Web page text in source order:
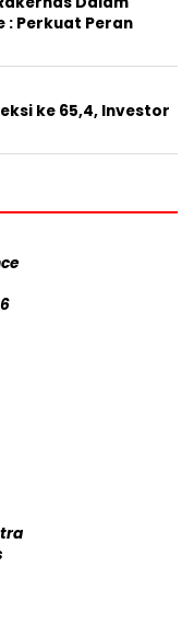
: Perkuat Peran
ke 65,4, Investor